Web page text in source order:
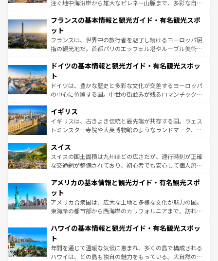
なお、新着のイタリア情報はコンテンツ一覧を参照してほ
しい。
注ぐ地中海沿岸から雄大なピレネー山脈まで、多彩な自然
文化が根付くこの国では、情熱的なフラメンコ、熱気あふ
れる闘牛、そして美味しいタパスが生活の一部となってい
る。首都マドリードの洗練された雰囲気や、バルセロナの
アートに溢れた街角から、地方では古代ローマ遺跡や中世
せる。地方によって風土や気候が異なるスペインはその個
ンテンツ一覧 を参照してほしい。
フランスの基本情報と観光ガイド・有名観光スポ
ット
フランスは、世界中の旅行者を魅了し続けるヨーロッパ屈
指の観光地だ。首都パリのエッフェル塔やルーブル美術館
で、幅広い魅力が詰まっている。華麗な宮殿、歴史的な大
聖堂、美しいビーチ、そして豊かな自然が、訪れる者を心
から魅了する。また、フランスは美食の国としても知ら
れ、フランス料理はユネスコ無形文化遺産にも登録されて
香り高いラベンダー畑など、多彩な楽しみ方が可能だ。さ
らに、パリ以外の地域にも魅力が溢れており、どの街角に
も豊かな歴史と文化が息づいている。パリ以外の個性あふ
を参照してほしい。
ドイツの基本情報と観光ガイド・有名観光スポッ
ト
ドイツは、豊かな歴史と多彩な文化が交差するヨーロッパ
の中心に位置する国。中世の街並みが残るロマンチック街
顔を持つこの国は、どこを歩いても飽きることがない。ベ
ルリンの文化的活気、バイエルン州のアルプスの絶景、そ
してライン川沿いのワイン畑といった風景は必見。ビール
は、お酒好きな人にはぜひ体験してほしい。 なお、新着の
ドイツ情報はコンテンツ一覧を参照してほしい。
イギリス
イギリスは、古きよき伝統と最先端が共存する国。ウェス
トミンスター寺院や大英博物館のようなランドマーク、歴
リアごとに異なる魅力がある。また、優雅なアフタヌーン
ティー、ビール好きにはたまらない英国パブ、サッカー観
戦など、本場だからこそできる体験も豊富。イギリスを旅
ンツ一覧を参照してほしい。
スイス
スイスの国土面積は九州ほどの広さだが、運行時刻が正確
な交通網が整備されており、初心者でも安心して個人旅行
の建物がそのまま残る町や、スイスならではのユニークな
博物館もあり、アルプス観光だけでなく町歩きも満喫する
ことができる。国民の所得が高いため物価も高いが、旅行
者向けの交通パス提供のサービスもあり、うまく活用すれ
着のスイス情報はコンテンツ一覧を参照してほしい。
アメリカの基本情報と観光ガイド・有名観光スポ
ット
アメリカ合衆国は、広大な土地と多様な文化が魅力の国。
東海岸の都市部から西海岸のカリフォルニアまで、訪れる
のような巨大都市は、観光、ショッピング、エンターテイ
ンメントが詰まった刺激的なスポットだ。一方、アメリカ
西部には大自然が広がり、グランドキャニオンやイエロー
ストーン国立公園といった絶景が堪能できる。さらに、南
ハワイの基本情報と観光ガイド・有名観光スポッ
ト
年間を通じて温暖な気候に恵まれ、多くの島で構成される
ハワイは、どの島も独自の魅力をもっている。大自然の神